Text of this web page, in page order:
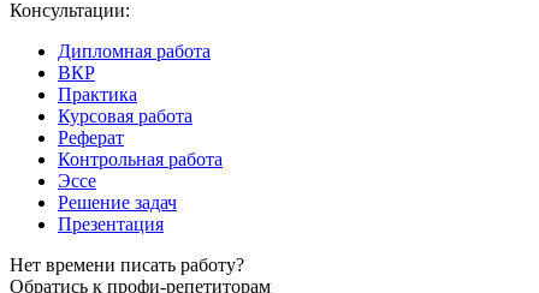
Консультации:
Дипломная работа
ВКР
Практика
Курсовая работа
Реферат
Контрольная работа
Эссе
Решение задач
Презентация
Нет времени писать работу?
Обратись к профи-репетиторам